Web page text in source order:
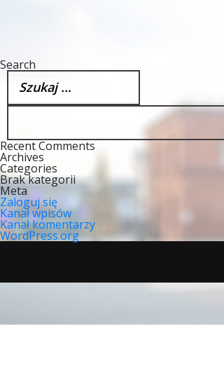
Search
Szukaj:
Recent Comments
Archives
Categories
Brak kategorii
Meta
Zaloguj się
Kanał wpisów
Kanał komentarzy
WordPress.org